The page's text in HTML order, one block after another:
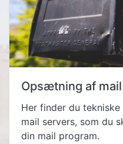
Opsætning af mail
Her finder du
mail servers, som du
din mail program.